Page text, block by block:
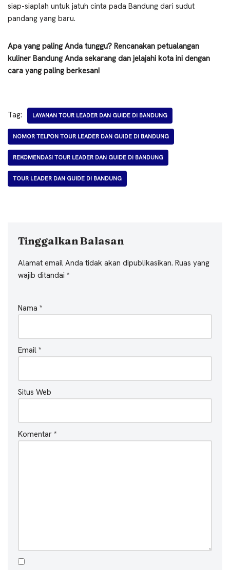
siap-siaplah untuk jatuh cinta pada Bandung dari sudut
pandang yang baru.
Apa yang paling Anda tunggu? Rencanakan petualangan
kuliner Bandung Anda sekarang dan jelajahi kota ini dengan
cara yang paling berkesan!
Tag: LAYANAN TOUR LEADER DAN GUIDE DI BANDUNG
NOMOR TELPON TOUR LEADER DAN GUIDE DI BANDUNG
REKOMENDASI TOUR LEADER DAN GUIDE DI BANDUNG
TOUR LEADER DAN GUIDE DI BANDUNG
Tinggalkan Balasan
Alamat email Anda tidak akan dipublikasikan. Ruas yang
wajib ditandai *
Nama *
Email *
Situs Web
Komentar *